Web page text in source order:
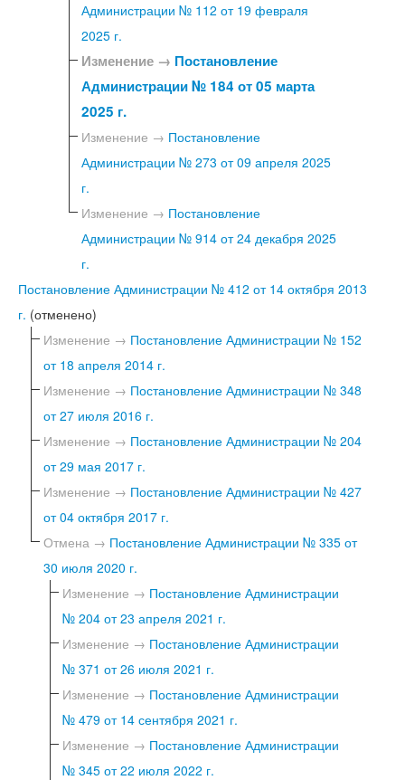
Администрации № 112 от 19 февраля
2025 г.
Изменение → Постановление
Администрации № 184 от 05 марта
2025 г.
Изменение → Постановление
Администрации № 273 от 09 апреля 2025
г.
Изменение → Постановление
Администрации № 914 от 24 декабря 2025
г.
Постановление Администрации № 412 от 14 октября 2013
г. (отменено)
Изменение → Постановление Администрации № 152
от 18 апреля 2014 г.
Изменение → Постановление Администрации № 348
от 27 июля 2016 г.
Изменение → Постановление Администрации № 204
от 29 мая 2017 г.
Изменение → Постановление Администрации № 427
от 04 октября 2017 г.
Отмена → Постановление Администрации № 335 от
30 июля 2020 г.
Изменение → Постановление Администрации
№ 204 от 23 апреля 2021 г.
Изменение → Постановление Администрации
№ 371 от 26 июля 2021 г.
Изменение → Постановление Администрации
№ 479 от 14 сентября 2021 г.
Изменение → Постановление Администрации
№ 345 от 22 июля 2022 г.